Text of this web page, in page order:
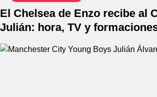
El Chelsea de Enzo recibe al
Julián: hora, TV y